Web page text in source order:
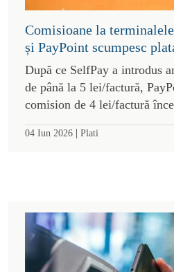
Comisioane la
și PayPoint scumpesc
După ce SelfPay a introdus
de până la 5 lei/factură,
comision de 4 lei/factură
04 Iun 2026 | Plati